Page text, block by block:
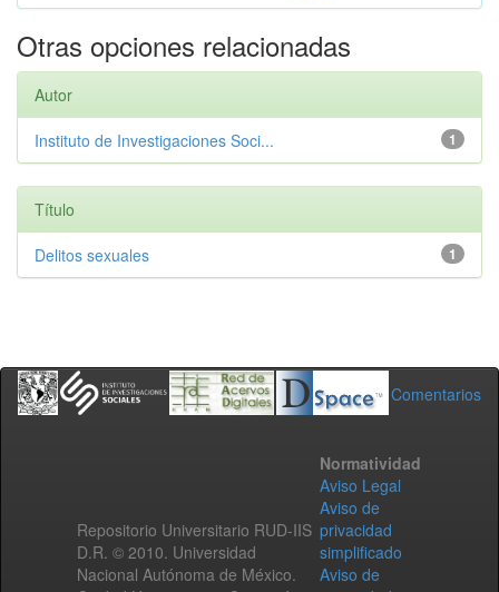
Otras opciones relacionadas
Autor
1
Instituto de Investigaciones Soci...
Título
1
Delitos sexuales
Comentarios
Repositorio Universitario RUD-IIS
D.R. © 2010. Universidad
Nacional Autónoma de México.
Normatividad
Aviso Legal
Aviso de
privacidad
simplificado
Aviso de